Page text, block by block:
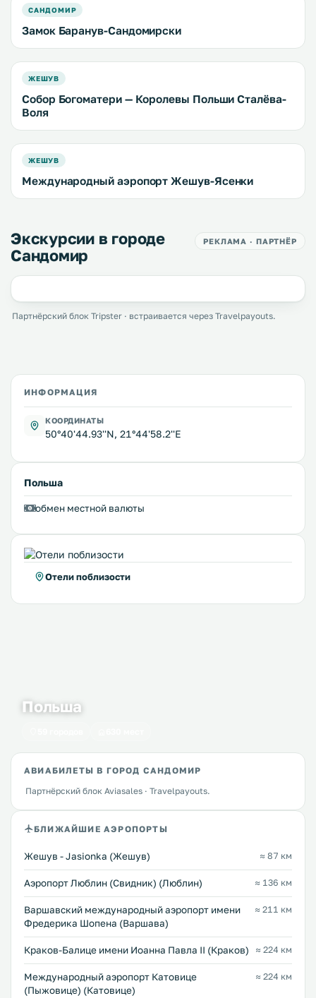
САНДОМИР
Замок Баранув-Сандомирски
ЖЕШУВ
Собор Богоматери — Королевы Польши Сталёва-
Воля
ЖЕШУВ
Международный аэропорт Жешув-Ясенки
Экскурсии в городе
Сандомир
РЕКЛАМА · ПАРТНЁР
Партнёрский блок Tripster · встраивается через Travelpayouts.
ИНФОРМАЦИЯ
КООРДИНАТЫ
50°40'44.93''N, 21°44'58.2''E
Польша
обмен местной валюты
Отели поблизости
Польша
АВИАБИЛЕТЫ В ГОРОД САНДОМИР
Партнёрский блок Aviasales · Travelpayouts.
БЛИЖАЙШИЕ АЭРОПОРТЫ
Жешув - Jasionka (Жешув) ≈ 87 км
Аэропорт Люблин (Свидник) (Люблин) ≈ 136 км
Варшавский международный аэропорт имени
Фредерика Шопена (Варшава)
≈ 211 км
Краков-Балице имени Иоанна Павла II (Краков) ≈ 224 км
Международный аэропорт Катовице
(Пыжовице) (Катовице)
≈ 224 км